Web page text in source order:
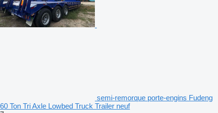
semi-remorque porte-engins Fudeng
60 Ton Tri Axle Lowbed Truck Trailer neuf